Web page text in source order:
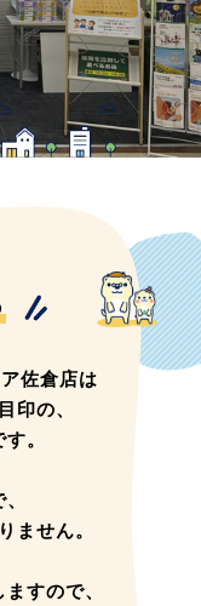
佐倉店は
印の、
。
ません。
すので、